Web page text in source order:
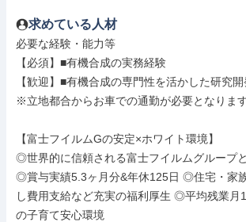
求めている人材
必要な経験・能力等
【必須】■有機合成の実務経験
【歓迎】■有機合成の専門性を活かした研究
※立地都合からお車での通勤が必要となります
【富士フイルムGの安定×ホワイト環境】
◎世界的に信頼される富士フイルムグループ
◎賞与実績5.3ヶ月分&年休125日 ◎住宅・家
し費用支給など充実の福利厚生 ◎平均残業月
の子育て安心環境